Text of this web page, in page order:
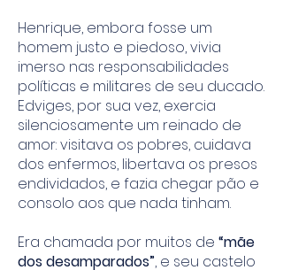
Henrique, embora fosse um
homem justo e piedoso, vivia
imerso nas responsabilidades
políticas e militares de seu ducado.
Edviges, por sua vez, exercia
silenciosamente um reinado de
amor: visitava os pobres, cuidava
dos enfermos, libertava os presos
endividados, e fazia chegar pão e
consolo aos que nada tinham.
Era chamada por muitos de “mãe
dos desamparados”, e seu castelo